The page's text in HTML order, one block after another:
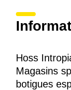
Hoss
Magasins
botigues